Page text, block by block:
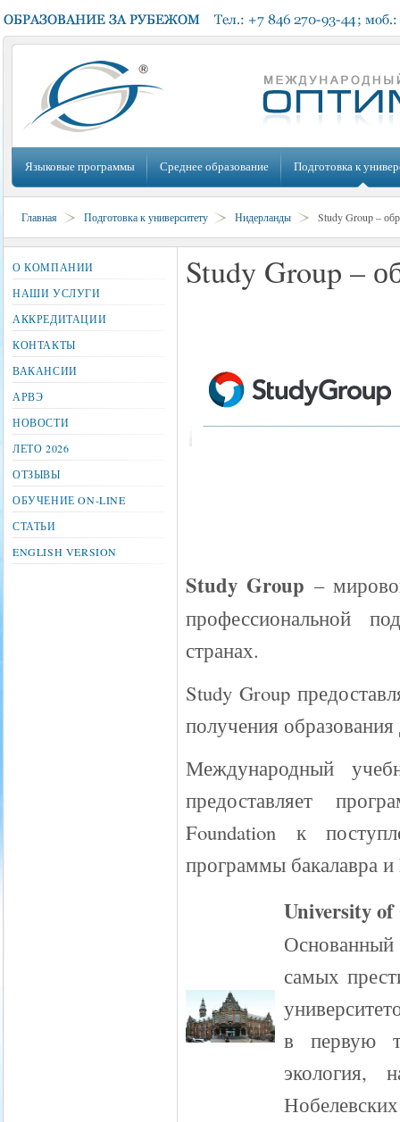
Языковые программы Среднее образование Подготовка к
Главная Подготовка к университету Нидерланды Study Group –
Study Group –
Study Group –
профессиональной
странах.
Study Group
получения
Международный
предоставляет
Foundation к
программы бакалавра
University
Основанный
самых
в первую
экология,
О КОМПАНИИ
НАШИ УСЛУГИ
АККРЕДИТАЦИИ
КОНТАКТЫ
ВАКАНСИИ
АРВЭ
НОВОСТИ
ЛЕТО 2026
ОТЗЫВЫ
ОБУЧЕНИЕ ON-LINE
СТАТЬИ
ENGLISH VERSION